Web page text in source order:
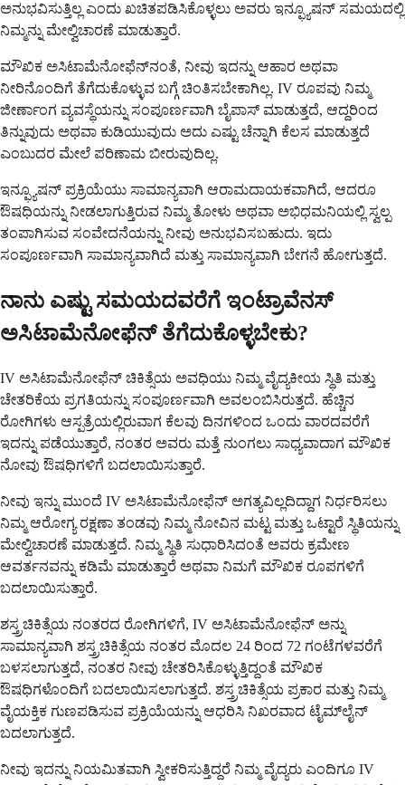
ಅನುಭವಿಸುತ್ತಿಲ್ಲ ಎಂದು ಖಚಿತಪಡಿಸಿಕೊಳ್ಳಲು ಅವರು ಇನ್ಫ್ಯೂಷನ್ ಸಮಯದಲ್ಲಿ
ನಿಮ್ಮನ್ನು ಮೇಲ್ವಿಚಾರಣೆ ಮಾಡುತ್ತಾರೆ.
ಮೌಖಿಕ ಅಸಿಟಾಮೆನೋಫೆನ್‌ನಂತೆ, ನೀವು ಇದನ್ನು ಆಹಾರ ಅಥವಾ
ನೀರಿನೊಂದಿಗೆ ತೆಗೆದುಕೊಳ್ಳುವ ಬಗ್ಗೆ ಚಿಂತಿಸಬೇಕಾಗಿಲ್ಲ. IV ರೂಪವು ನಿಮ್ಮ
ಜೀರ್ಣಾಂಗ ವ್ಯವಸ್ಥೆಯನ್ನು ಸಂಪೂರ್ಣವಾಗಿ ಬೈಪಾಸ್ ಮಾಡುತ್ತದೆ, ಆದ್ದರಿಂದ
ತಿನ್ನುವುದು ಅಥವಾ ಕುಡಿಯುವುದು ಅದು ಎಷ್ಟು ಚೆನ್ನಾಗಿ ಕೆಲಸ ಮಾಡುತ್ತದೆ
ಎಂಬುದರ ಮೇಲೆ ಪರಿಣಾಮ ಬೀರುವುದಿಲ್ಲ.
ಇನ್ಫ್ಯೂಷನ್ ಪ್ರಕ್ರಿಯೆಯು ಸಾಮಾನ್ಯವಾಗಿ ಆರಾಮದಾಯಕವಾಗಿದೆ, ಆದರೂ
ಔಷಧಿಯನ್ನು ನೀಡಲಾಗುತ್ತಿರುವ ನಿಮ್ಮ ತೋಳು ಅಥವಾ ಅಭಿಧಮನಿಯಲ್ಲಿ ಸ್ವಲ್ಪ
ತಂಪಾಗಿಸುವ ಸಂವೇದನೆಯನ್ನು ನೀವು ಅನುಭವಿಸಬಹುದು. ಇದು
ಸಂಪೂರ್ಣವಾಗಿ ಸಾಮಾನ್ಯವಾಗಿದೆ ಮತ್ತು ಸಾಮಾನ್ಯವಾಗಿ ಬೇಗನೆ ಹೋಗುತ್ತದೆ.
ನಾನು ಎಷ್ಟು ಸಮಯದವರೆಗೆ ಇಂಟ್ರಾವೆನಸ್
ಅಸಿಟಾಮೆನೋಫೆನ್ ತೆಗೆದುಕೊಳ್ಳಬೇಕು?
IV ಅಸಿಟಾಮೆನೋಫೆನ್ ಚಿಕಿತ್ಸೆಯ ಅವಧಿಯು ನಿಮ್ಮ ವೈದ್ಯಕೀಯ ಸ್ಥಿತಿ ಮತ್ತು
ಚೇತರಿಕೆಯ ಪ್ರಗತಿಯನ್ನು ಸಂಪೂರ್ಣವಾಗಿ ಅವಲಂಬಿಸಿರುತ್ತದೆ. ಹೆಚ್ಚಿನ
ರೋಗಿಗಳು ಆಸ್ಪತ್ರೆಯಲ್ಲಿರುವಾಗ ಕೆಲವು ದಿನಗಳಿಂದ ಒಂದು ವಾರದವರೆಗೆ
ಇದನ್ನು ಪಡೆಯುತ್ತಾರೆ, ನಂತರ ಅವರು ಮತ್ತೆ ನುಂಗಲು ಸಾಧ್ಯವಾದಾಗ ಮೌಖಿಕ
ನೋವು ಔಷಧಿಗಳಿಗೆ ಬದಲಾಯಿಸುತ್ತಾರೆ.
ನೀವು ಇನ್ನು ಮುಂದೆ IV ಅಸಿಟಾಮೆನೋಫೆನ್ ಅಗತ್ಯವಿಲ್ಲದಿದ್ದಾಗ ನಿರ್ಧರಿಸಲು
ನಿಮ್ಮ ಆರೋಗ್ಯ ರಕ್ಷಣಾ ತಂಡವು ನಿಮ್ಮ ನೋವಿನ ಮಟ್ಟ ಮತ್ತು ಒಟ್ಟಾರೆ ಸ್ಥಿತಿಯನ್ನು
ಮೇಲ್ವಿಚಾರಣೆ ಮಾಡುತ್ತದೆ. ನಿಮ್ಮ ಸ್ಥಿತಿ ಸುಧಾರಿಸಿದಂತೆ ಅವರು ಕ್ರಮೇಣ
ಆವರ್ತನವನ್ನು ಕಡಿಮೆ ಮಾಡುತ್ತಾರೆ ಅಥವಾ ನಿಮಗೆ ಮೌಖಿಕ ರೂಪಗಳಿಗೆ
ಬದಲಾಯಿಸುತ್ತಾರೆ.
ಶಸ್ತ್ರಚಿಕಿತ್ಸೆಯ ನಂತರದ ರೋಗಿಗಳಿಗೆ, IV ಅಸಿಟಾಮೆನೋಫೆನ್ ಅನ್ನು
ಸಾಮಾನ್ಯವಾಗಿ ಶಸ್ತ್ರಚಿಕಿತ್ಸೆಯ ನಂತರ ಮೊದಲ 24 ರಿಂದ 72 ಗಂಟೆಗಳವರೆಗೆ
ಬಳಸಲಾಗುತ್ತದೆ, ನಂತರ ನೀವು ಚೇತರಿಸಿಕೊಳ್ಳುತ್ತಿದ್ದಂತೆ ಮೌಖಿಕ
ಔಷಧಿಗಳೊಂದಿಗೆ ಬದಲಾಯಿಸಲಾಗುತ್ತದೆ. ಶಸ್ತ್ರಚಿಕಿತ್ಸೆಯ ಪ್ರಕಾರ ಮತ್ತು ನಿಮ್ಮ
ವೈಯಕ್ತಿಕ ಗುಣಪಡಿಸುವ ಪ್ರಕ್ರಿಯೆಯನ್ನು ಆಧರಿಸಿ ನಿಖರವಾದ ಟೈಮ್‌ಲೈನ್
ಬದಲಾಗುತ್ತದೆ.
ನೀವು ಇದನ್ನು ನಿಯಮಿತವಾಗಿ ಸ್ವೀಕರಿಸುತ್ತಿದ್ದರೆ ನಿಮ್ಮ ವೈದ್ಯರು ಎಂದಿಗೂ IV